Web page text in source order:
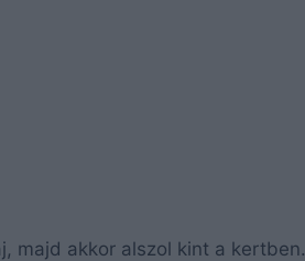
majd akkor alszol kint a kertben.